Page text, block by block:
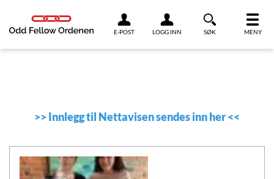
E-POST LOGG INN SØK MENY
>>Innlegg til Nettavisen sendes inn her<<